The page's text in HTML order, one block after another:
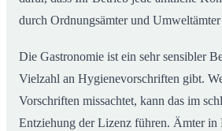
durch Ordnungsämter und Umweltämter
Die Gastronomie ist ein sehr sensibler
Vielzahl an Hygienevorschriften gibt.
Vorschriften missachtet, kann das im
Entziehung der Lizenz führen. Ämter in